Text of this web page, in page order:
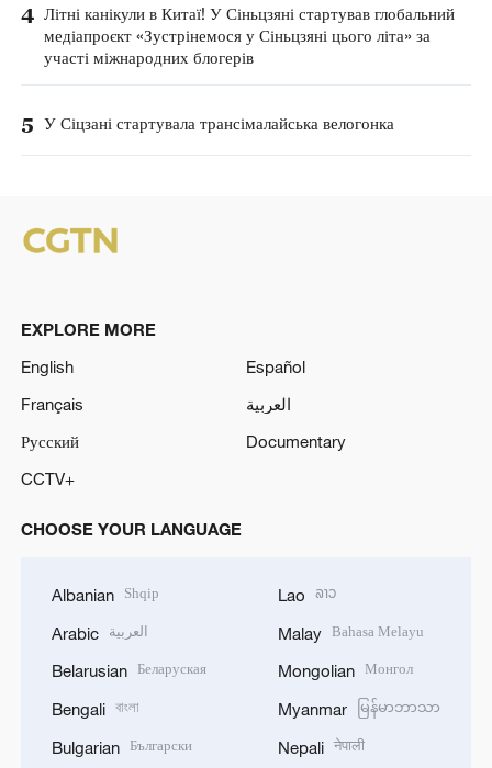
4 Літні канікули в Китаї! У Сіньцзяні стартував глобальний
медіапроєкт «Зустрінемося у Сіньцзяні цього літа» за
участі міжнародних блогерів
5 У Сіцзані стартувала трансімалайська велогонка
EXPLORE MORE
English
Español
Français
العربية
Русский
Documentary
CCTV+
CHOOSE YOUR LANGUAGE
Albanian Shqip
Arabic العربية
Belarusian Беларуская
Bengali বাংলা
Bulgarian Български
Lao ລາວ
Malay Bahasa Melayu
Mongolian Монгол
Myanmar မြန်မာဘာသာ
Nepali नेपाली